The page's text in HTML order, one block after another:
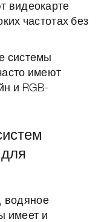
видеокарте
частотах без
системы
имеют
и RGB-
водяное
имеет и